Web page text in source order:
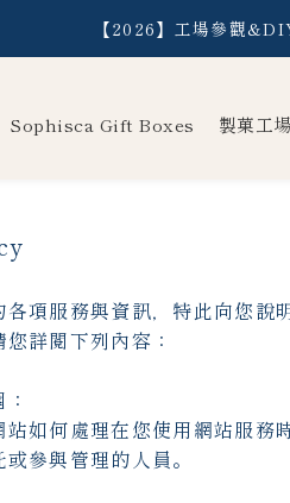
【2026】工場參觀
【2026】工場參觀
【2026】工場參觀
Sophisca Gift Boxes 製菓工
項服務與資訊，特此向您說
詳閱下列內容：
如何處理在您使用網站服
參與管理的人員。